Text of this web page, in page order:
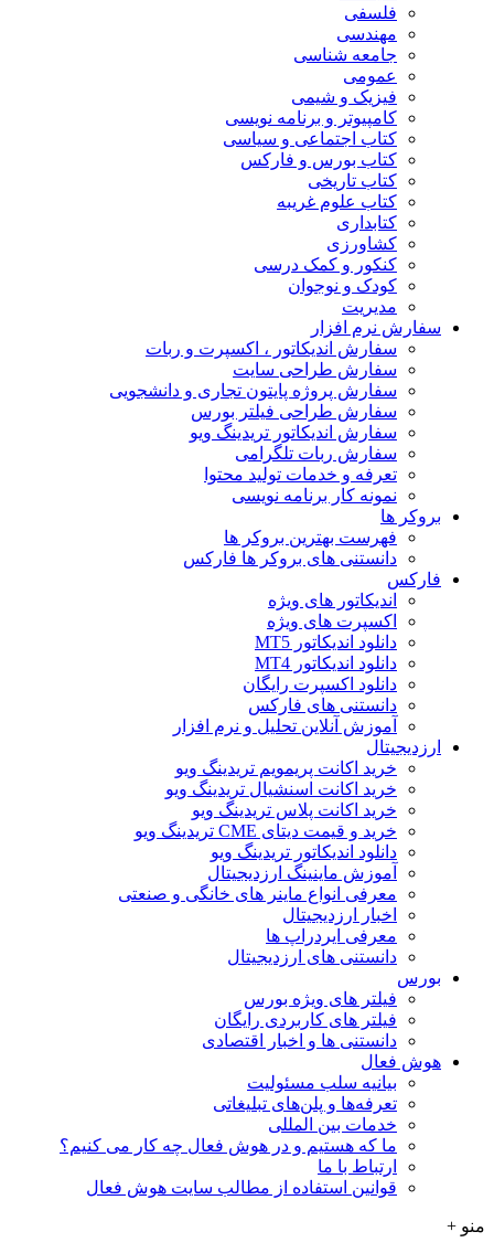
فلسفی
مهندسی
جامعه شناسی
عمومی
فیزیک و شیمی
کامپیوتر و برنامه نویسی
کتاب اجتماعی و سیاسی
کتاب بورس و فارکس
کتاب تاریخی
کتاب علوم غریبه
کتابداری
کشاورزی
کنکور و کمک‌ درسی
کودک و نوجوان
مدیریت
سفارش نرم افزار
سفارش اندیکاتور ، اکسپرت و ربات
سفارش طراحی سایت
سفارش پروژه پایتون تجاری و دانشجویی
سفارش طراحی فیلتر بورس
سفارش اندیکاتور تریدینگ ویو
سفارش ربات تلگرامی
تعرفه و خدمات تولید محتوا
نمونه کار برنامه نویسی
بروکر ها
فهرست بهترین بروکر ها
دانستنی های بروکر ها فارکس
فارکس
اندیکاتور های ویژه
اکسپرت های ویژه
دانلود اندیکاتور MT5
دانلود اندیکاتور MT4
دانلود اکسپرت رایگان
دانستنی های فارکس
آموزش آنلاین تحلیل و نرم افزار
ارزدیجیتال
خرید اکانت پریمویم تریدینگ ویو
خرید اکانت اسنشیال تریدینگ ویو
خرید اکانت پلاس تریدینگ ویو
خرید و قیمت دیتای CME تریدینگ ویو
دانلود اندیکاتور تریدینگ ویو
آموزش ماینینگ ارزدیجیتال
معرفی انواع ماینر های خانگی و صنعتی
اخبار ارزدیجیتال
معرفی ایردراپ ها
دانستنی های ارزدیجیتال
بورس
فیلتر های ویژه بورس
فیلتر های کاربردی رایگان
دانستنی ها و اخبار اقتصادی
هوش فعال
بیانیه سلب مسئولیت
تعرفه‌ها و پلن‌های تبلیغاتی
خدمات بین المللی
ما که هستیم و در هوش فعال چه کار می کنیم؟
ارتباط با ما
قوانین استفاده از مطالب سایت هوش فعال
منو +